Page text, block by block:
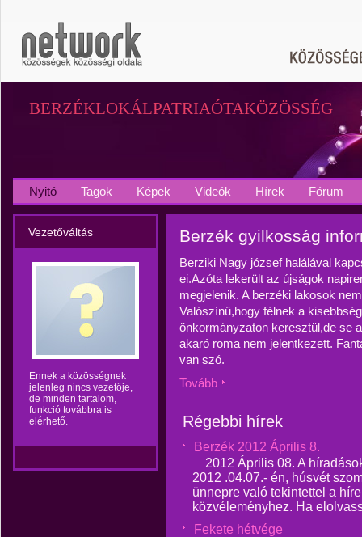
BERZÉKLOKÁLPATRIAÓTAKÖZÖSSÉG
Nyitó Tagok Képek Videók Hírek Fórum
Vezetőváltás
Ennek a közösségnek
jelenleg nincs vezetője,
de minden tartalom,
funkció továbbra is
elérhető.
Berzék gyilkosság
Berziki Nagy józsef halálával
ei.Azóta lekerült az újságok
megjelenik. A berzéki lakosok
Valószínű,hogy félnek a
önkormányzaton keresztül,de se
akaró roma nem jelentkezett.
van szó.
Tovább
Régebbi hírek
Berzék 2012 Április 8.
2012 Április 08. A
2012 .04.07.- én, húsvét
ünnepre való tekintettel a
közvéleményhez. Ha
Fekete hétvége